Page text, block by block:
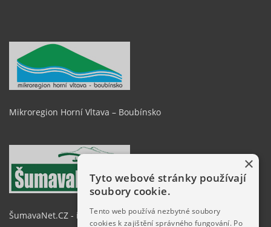
Mikroregion Horní Vltava – Boubínsko
ŠumavaNet.CZ - informace o regionu
×
Tyto webové stránky používají
soubory cookie.
Tento web používá nezbytné soubory
cookies k zajištění správného fungování. Po